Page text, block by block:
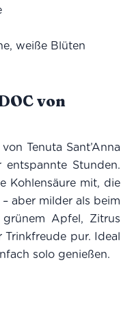
weiße Blüten
von
von Tenuta Sant’Anna
Stunden.
Kohlensäure mit, die
aber milder als beim
Apfel, Zitrus
pur. Ideal
solo genießen.